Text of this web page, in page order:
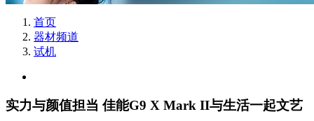
首页
器材频道
试机
实力与颜值担当 佳能G9 X Mark II与生活一起文艺